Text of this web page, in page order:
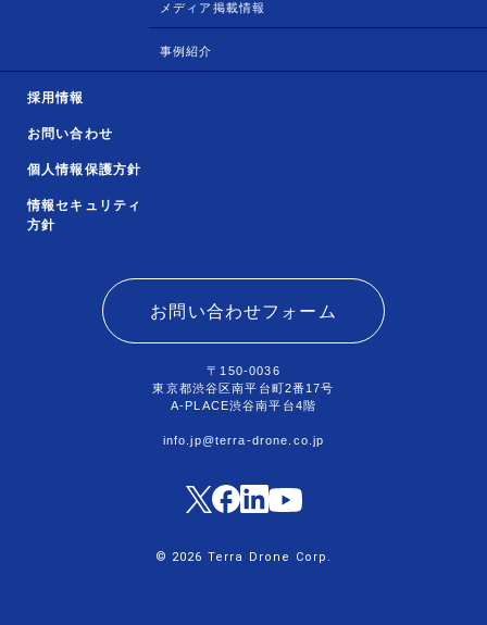
メディア掲載情報
事例紹介
採用情報
お問い合わせ
個人情報保護方針
情報セキュリティ
方針
お問い合わせフォーム
〒150-0036
東京都渋谷区南平台町2番17号
A-PLACE渋谷南平台4階
info.jp@terra-drone.co.jp
© 2026 Terra Drone Corp.